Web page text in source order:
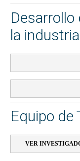
la
Equipo de
VER